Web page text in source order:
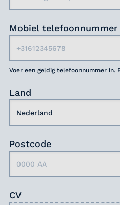
Mobiel telefoonnummer
Voer een geldig telefoonnummer in.
Land
Postcode
CV